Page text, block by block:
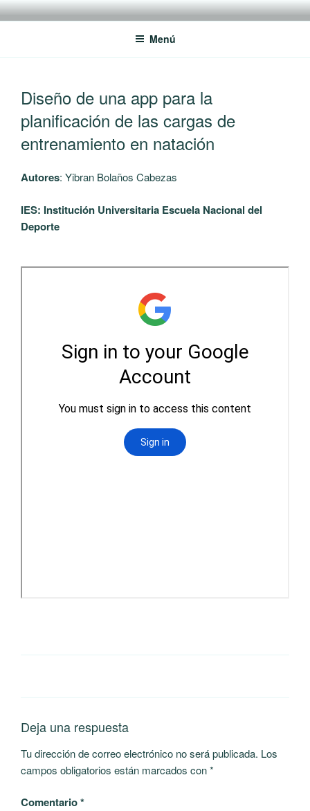
Saltar
al
RREDSI
Red Regional de Semilleros de Investigación RREDSI
Menú
EL
Diseño de una app para la
planificación de las cargas de
entrenamiento en natación
Autores: Yibran Bolaños Cabezas
IES: Institución Universitaria Escuela Nacional del
Deporte
Deja una respuesta
Tu dirección de correo electrónico no será publicada. Los
campos obligatorios están marcados con*
Comentario*